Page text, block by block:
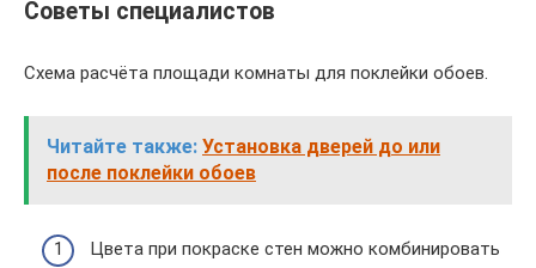
Советы специалистов
Схема расчёта площади комнаты для поклейки обоев.
Читайте также: Установка дверей до или
после поклейки обоев
Цвета при покраске стен можно комбинировать